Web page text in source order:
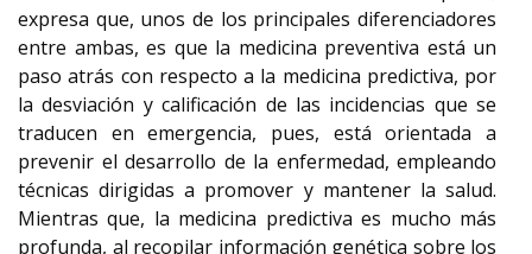
expresa que, unos de los principales diferenciadores
entre ambas, es que la medicina preventiva está un
paso atrás con respecto a la medicina predictiva, por
la desviación y calificación de las incidencias que se
traducen en emergencia, pues, está orientada a
prevenir el desarrollo de la enfermedad, empleando
técnicas dirigidas a promover y mantener la salud.
Mientras que, la medicina predictiva es mucho más
profunda, al recopilar información genética sobre los